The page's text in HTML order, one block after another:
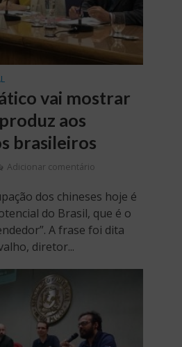
vai mostrar
aos
brasileiros
Adicionar comentário
dos chineses hoje é
do Brasil, que é o
A frase foi dita
diretor...